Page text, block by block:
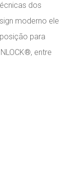
dos
moderno ele
para
entre